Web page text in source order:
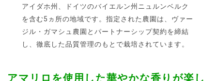
アイダホ州、ドイツのバイエルン州ニュルンベルク
を含む5ヵ所の地域です。指定された農園は、ヴァー
ジル・ガマシュ農園とパートナーシップ契約を締結
し、徹底した品質管理のもとで栽培されています。
アマリロを使用した華やかな香りが楽し